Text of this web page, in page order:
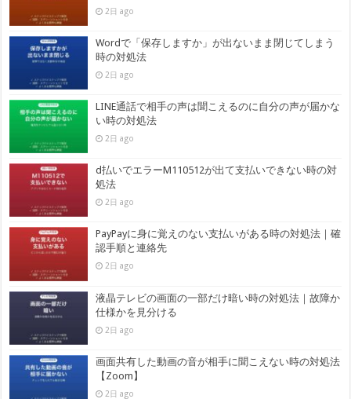
2日 ago
Wordで「保存しますか」が出ないまま閉じてしまう
時の対処法
2日 ago
LINE通話で相手の声は聞こえるのに自分の声が届かな
い時の対処法
2日 ago
d払いでエラーM110512が出て支払いできない時の対
処法
2日 ago
PayPayに身に覚えのない支払いがある時の対処法｜確
認手順と連絡先
2日 ago
液晶テレビの画面の一部だけ暗い時の対処法｜故障か
仕様かを見分ける
2日 ago
画面共有した動画の音が相手に聞こえない時の対処法
【Zoom】
2日 ago